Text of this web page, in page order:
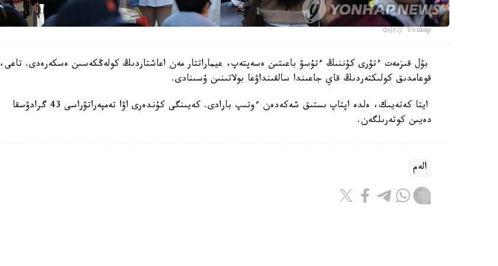
Фото: Yonhap
بۇل قىزمەت ءتۇرى كۇننىڭ ءتۇسۋ باعىتىن ەسەپتەپ، عيماراتتار مەن اعاشتاردىڭ كولەڭكەسىن ەسكەرەدى. تاعى،
قوعامدىق كولىكتەردىڭ قاي جاعىندا سالقىنداۋعا بولاتىنىن ۇسىنادى.
ايتا كەتەيىك، ەلدە اپتاپ ىستىق شەكەدەن ءوتىپ بارادى. كەيىنگى كۇندەرى اۋا تەمپەراتۋراسى 43 گرادۋسقا
دەيىن كوتەرىلگەن.
الەم